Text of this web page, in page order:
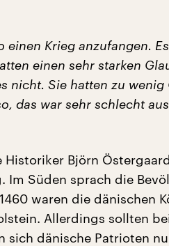
einen Krieg anzufangen.
einen sehr starken
nicht. Sie hatten zu wenig
das war sehr schlecht
Björn
Im Süden sprach die
waren die dänischen
Allerdings sollten
sich dänische Patrioten